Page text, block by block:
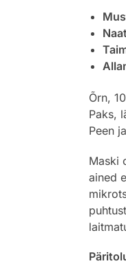
Õrn,
Paks,
Peen
Maski
ained